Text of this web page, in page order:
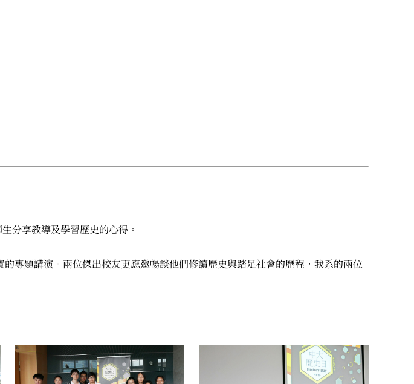
分享教導及學習歷史的心得。
專題講演。兩位傑出校友更應邀暢談他們修讀歷史與踏足社會的歷程，我系的兩位